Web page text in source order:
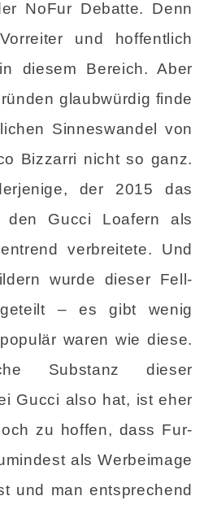
NoFur Debatte. Denn
und hoffentlich
diesem Bereich. Aber
glaubwürdig finde
Sinneswandel von
Bizzarri nicht so ganz.
der 2015 das
den Gucci Loafern als
verbreitete. Und
wurde dieser Fell-
– es gibt wenig
waren wie diese.
Substanz dieser
Gucci also hat, ist eher
zu hoffen, dass Fur-
als Werbeimage
und man entsprechend